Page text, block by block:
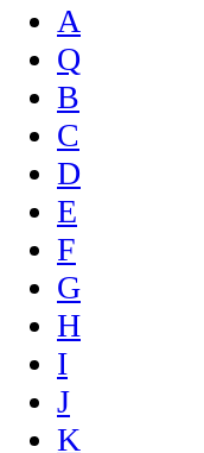
A
Q
B
C
D
E
F
G
H
I
J
K